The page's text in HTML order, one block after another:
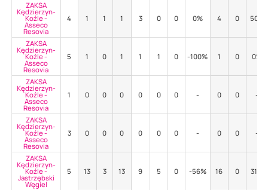
ZAKSA
Kędzierzyn-
Koźle -
Asseco
Resovia
4 1 1 1 3 0 0 0% 4 0 50%
ZAKSA
Kędzierzyn-
Koźle -
Asseco
Resovia
5 1 0 1 1 1 0 -100% 1 0 0%
ZAKSA
Kędzierzyn-
Koźle -
Asseco
Resovia
1 0 0 0 0 0 0 - 0 0 -
ZAKSA
Kędzierzyn-
Koźle -
Asseco
Resovia
3 0 0 0 0 0 0 - 0 0 -
ZAKSA
Kędzierzyn-
Koźle -
Jastrzębski
Węgiel
5 13 3 13 9 5 0 -56% 16 0 31%